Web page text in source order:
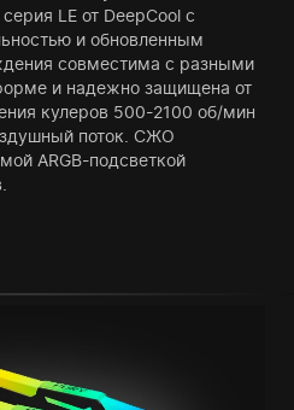
LE от DeepCool с
и обновленным
совместима с разными
и надежно защищена от
кулеров 500-2100 об/мин
поток. СЖО
ARGB-подсветкой